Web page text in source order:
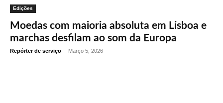
Edições
Moedas com maioria absoluta em Lisboa e
marchas desfilam ao som da Europa
Repórter de serviço - Março 5, 2026